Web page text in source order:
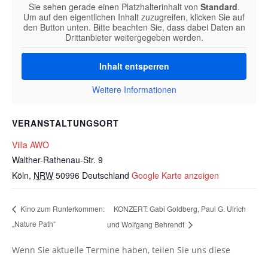
VERANSTALTUNGSORT
Villa AWO
Walther-Rathenau-Str. 9
Köln, NRW 50996 Deutschland Google Karte anzeigen
Sie sehen gerade einen Platzhalterinhalt von Standard.
Um auf den eigentlichen Inhalt zuzugreifen, klicken Sie auf
den Button unten. Bitte beachten Sie, dass dabei Daten an
Drittanbieter weitergegeben werden.
Inhalt entsperren
Weitere Informationen
Kino zum Runterkommen:
„Nature Path“
KONZERT: Gabi Goldberg, Paul G. Ulrich
und Wolfgang Behrendt
Wenn Sie aktuelle Termine haben, teilen Sie uns diese